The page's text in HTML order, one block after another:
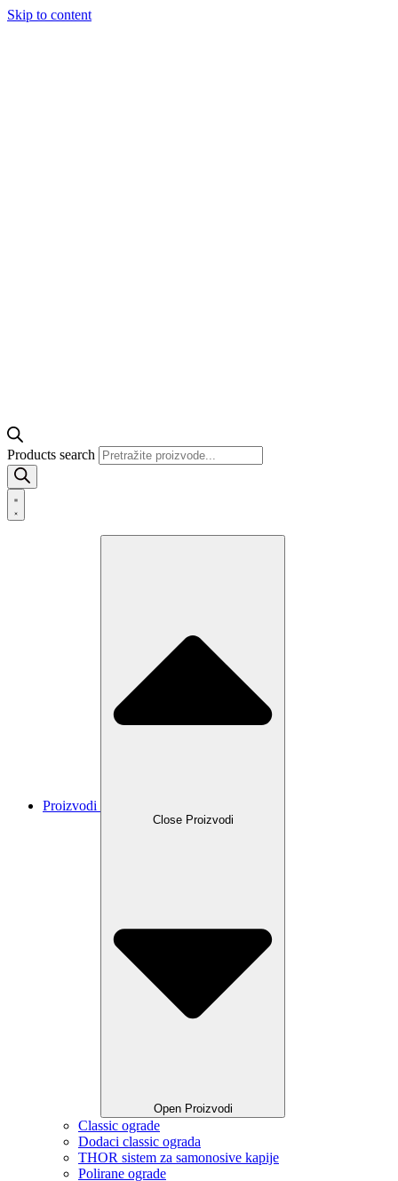
Skip to content
Products search
Proizvodi
Close Proizvodi
Open Proizvodi
Classic ograde
Dodaci classic ograda
THOR sistem za samonosive kapije
Polirane ograde